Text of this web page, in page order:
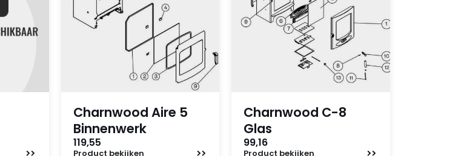
Charnwood Aire 5
Binnenwerk
119,55
Product bekijken
Charnwood C-8
Glas
99,16
Product bekijken